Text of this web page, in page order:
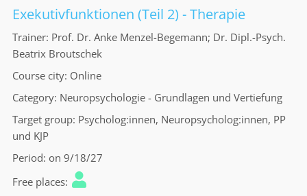
Exekutivfunktionen (Teil 2) - Therapie
Trainer Prof. Dr. Anke Menzel-Begemann; Dr. Dipl.-Psych.
Beatrix Broutschek
Course city Online
Category Neuropsychologie - Grundlagen und Vertiefung
Target group Psycholog:innen, Neuropsycholog:innen, PP
und KJP
Period on 9/18/27
Free places